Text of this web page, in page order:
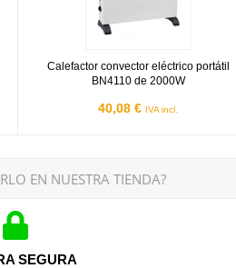
Calefactor convector eléctrico portátil
BN4110 de 2000W
40,08 € IVA incl.
EN NUESTRA TIENDA?
SEGURA